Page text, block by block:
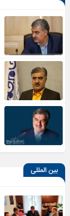
بین المللی